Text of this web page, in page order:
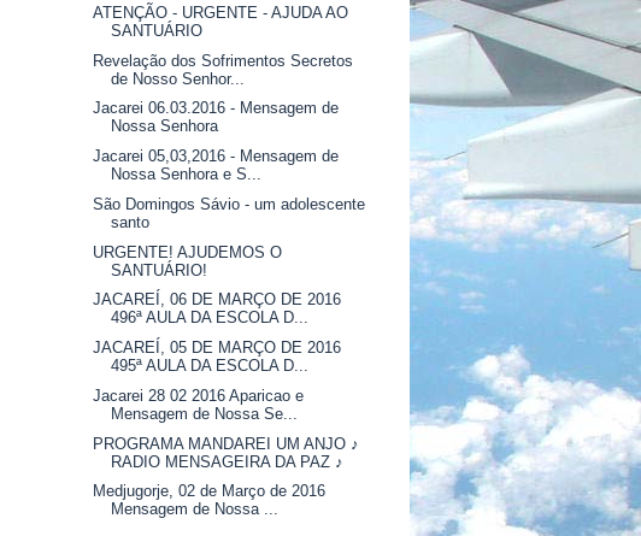
ATENÇÃO - URGENTE - AJUDA AO
SANTUÁRIO
Revelação dos Sofrimentos Secretos
de Nosso Senhor...
Jacarei 06.03.2016 - Mensagem de
Nossa Senhora
Jacarei 05,03,2016 - Mensagem de
Nossa Senhora e S...
São Domingos Sávio - um adolescente
santo
URGENTE! AJUDEMOS O
SANTUÁRIO!
JACAREÍ, 06 DE MARÇO DE 2016
496ª AULA DA ESCOLA D...
JACAREÍ, 05 DE MARÇO DE 2016
495ª AULA DA ESCOLA D...
Jacarei 28 02 2016 Aparicao e
Mensagem de Nossa Se...
PROGRAMA MANDAREI UM ANJO ♪
RADIO MENSAGEIRA DA PAZ ♪
Medjugorje, 02 de Março de 2016
Mensagem de Nossa ...